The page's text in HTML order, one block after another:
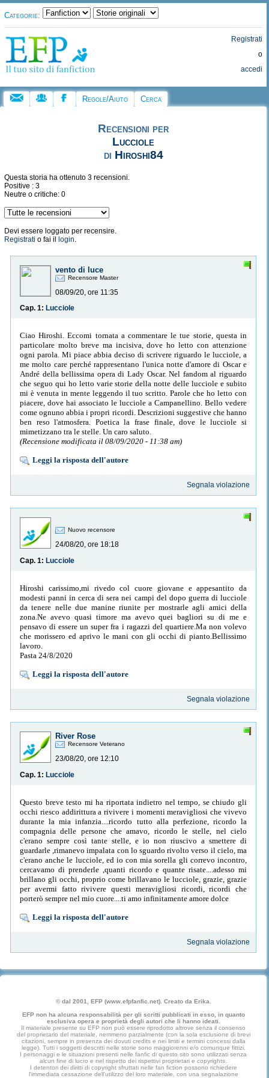
Categorie:
Registrati
o
accedi
Regole/Aiuto Cerca
Recensioni per
Lucciole
di Hiroshi84
Questa storia ha ottenuto 3 recensioni.
Positive : 3
Neutre o critiche: 0
Devi essere loggato per recensire.
Registrati o fai il login.
vento di luce
Recensore Master
08/09/20, ore 11:35
Cap. 1: Lucciole
Ciao Hiroshi. Eccomi tornata a commentare le tue storie, questa in
particolare molto breve ma incisiva, dove ho letto con attenzione
ogni parola. Mi piace abbia deciso di scrivere riguardo le lucciole, a
me molto care perché rappresentano l'unica notte d'amore di Oscar e
André della bellissima opera di Lady Oscar. Nel fandom al riguardo
che seguo qui ho letto varie storie della notte delle lucciole e subito
mi è venuta in mente leggendo il tuo scritto. Parole che ho letto con
piacere, dove hai associato le lucciole a Campanellino. Bello vedere
come ognuno abbia i propri ricordi. Descrizioni suggestive che hanno
ben reso l'atmosfera. Poetica la frase finale, dove le lucciole si
mimetizzano tra le stelle. Un caro saluto.
(Recensione modificata il 08/09/2020 - 11:38 am)
Leggi la risposta dell'autore
Segnala violazione
Nuovo recensore
24/08/20, ore 18:18
Cap. 1: Lucciole
Hiroshi carissimo,mi rivedo col cuore giovane e appesantito da
modesti panni in cerca di sera nei campi del dopo guerra di lucciole
da tenere nelle due manine riunite per mostrarle agli amici della
zona.Ne avevo quasi timore ma avevo quei bagliori su di me e
pensavo di essere un super fra i ragazzi del quartiere.Ma non volevo
che morissero ed aprivo le mani con gli occhi di pianto.Bellissimo
lavoro.
Pasta 24/8/2020
Leggi la risposta dell'autore
Segnala violazione
River Rose
Recensore Veterano
23/08/20, ore 12:10
Cap. 1: Lucciole
Questo breve testo mi ha riportata indietro nel tempo, se chiudo gli
occhi riesco addirittura a rivivere i momenti meravigliosi che vivevo
durante la mia infanzia....ricordo tutto alla perfezione, ricordo la
compagnia delle persone che amavo, ricordo le stelle, nel cielo
c'erano sempre così tante stelle, e io non riuscivo a smettere di
guardarle ,rimanevo impalata con lo sguardo rivolto verso il cielo, ma
c'erano anche le lucciole, ed io con mia sorella gli correvo incontro,
cercavamo di prenderle ,quanti ricordo e quante risate....adesso mi
brillano gli occhi, proprio come brillavano le lucciole, grazie, grazie
per avermi fatto rivivere questi meravigliosi ricordi, ricordi che
porterò sempre nel mio cuore....ti amo infinitamente amore dolce
Leggi la risposta dell'autore
Segnala violazione
© dal 2001, EFP (www.efpfanfic.net). Creato da Erika.
EFP non ha alcuna responsabilità per gli scritti pubblicati in esso, in quanto
esclusiva opera e proprietà degli autori che li hanno ideati.
Il materiale presente su EFP non può essere riprodotto altrove senza il consenso
del proprietario del materiale, nemmeno parzialmente (con la sola esclusione di brevi
citazioni, sempre in presenza dei dovuti credits e nei limiti e termini concessi dalla
legge). Tutti i soggetti descritti nelle storie sono maggiorenni e/o comunque fittizi.
I personaggi e le situazioni presenti nelle fanfic di questo sito sono utilizzati senza
alcun fine di lucro e nel rispetto dei rispettivi proprietari e copyrights.
I detentori dei diritti di copyright sfruttati nelle fan fiction possono richiedere
l'immediata cessazione dell'utilizzo del loro materiale, con una segnalazione